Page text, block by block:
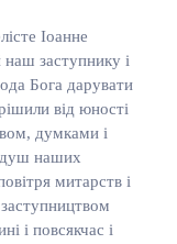
Іоанне
заступнику і
Бога дарувати
від юності
думками і
душ наших
митарств і
і повсякчас і